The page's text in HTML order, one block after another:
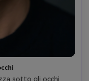
sotto gli occhi,